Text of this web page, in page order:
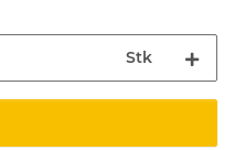
Stk